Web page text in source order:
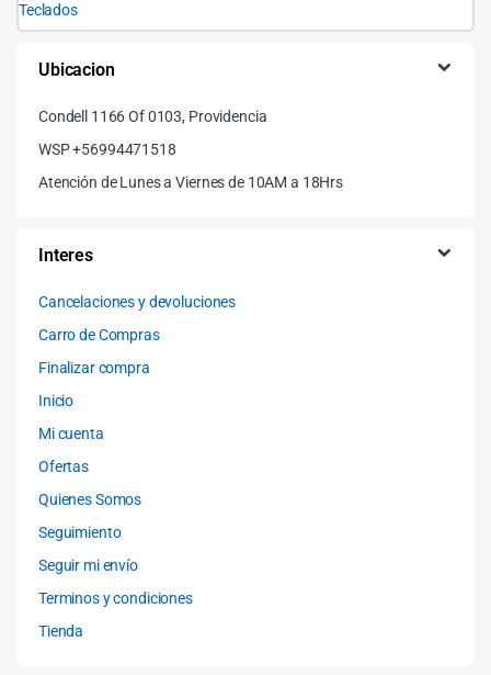
Teclados
Ubicacion
Condell 1166 Of 0103, Providencia
WSP +56994471518
Atención de Lunes a Viernes de 10AM a 18Hrs
Interes
Cancelaciones y devoluciones
Carro de Compras
Finalizar compra
Inicio
Mi cuenta
Ofertas
Quienes Somos
Seguimiento
Seguir mi envío
Terminos y condiciones
Tienda